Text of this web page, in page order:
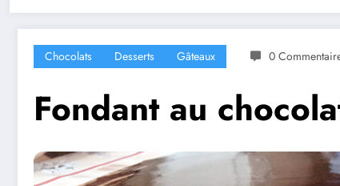
Chocolats Desserts Gâteaux 0
Fondant au